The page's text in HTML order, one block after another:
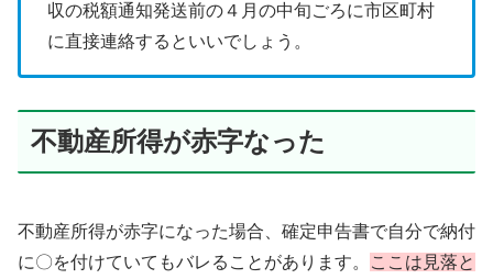
収の税額通知発送前の４月の中旬ごろに市区町村
に直接連絡するといいでしょう。
不動産所得が赤字なった
不動産所得が赤字になった場合、確定申告書で自分で納付
に〇を付けていてもバレることがあります。
ここは見落と